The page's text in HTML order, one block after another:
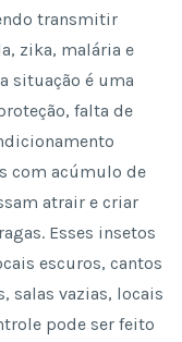
transmitir
zika, malária e
situação é uma
falta de
com acúmulo de
atrair e criar
Esses insetos
escuros, cantos
salas vazias, locais
pode ser feito